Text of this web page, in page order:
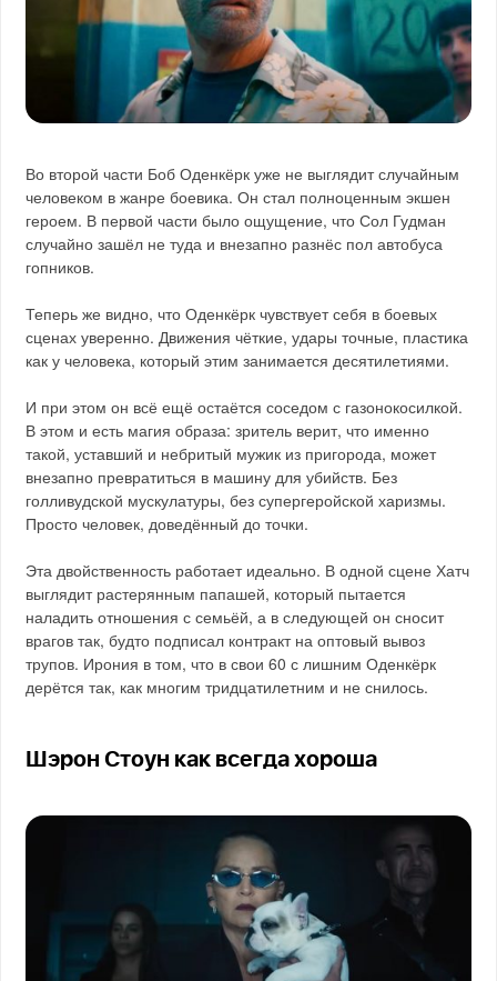
Во второй части Боб Оденкёрк уже не выглядит случайным
человеком в жанре боевика. Он стал полноценным экшен
героем. В первой части было ощущение, что Сол Гудман
случайно зашёл не туда и внезапно разнёс пол автобуса
гопников.
Теперь же видно, что Оденкёрк чувствует себя в боевых
сценах уверенно. Движения чёткие, удары точные, пластика
как у человека, который этим занимается десятилетиями.
И при этом он всё ещё остаётся соседом с газонокосилкой.
В этом и есть магия образа: зритель верит, что именно
такой, уставший и небритый мужик из пригорода, может
внезапно превратиться в машину для убийств. Без
голливудской мускулатуры, без супергеройской харизмы.
Просто человек, доведённый до точки.
Эта двойственность работает идеально. В одной сцене Хатч
выглядит растерянным папашей, который пытается
наладить отношения с семьёй, а в следующей он сносит
врагов так, будто подписал контракт на оптовый вывоз
трупов. Ирония в том, что в свои 60 с лишним Оденкёрк
дерётся так, как многим тридцатилетним и не снилось.
Шэрон Стоун как всегда хороша